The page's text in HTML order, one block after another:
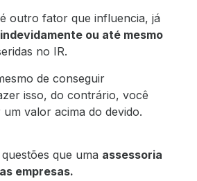
outro fator que influencia, já
ou até mesmo
no IR.
de conseguir
isso, do contrário, você
valor acima do devido.
que uma assessoria
empresas.